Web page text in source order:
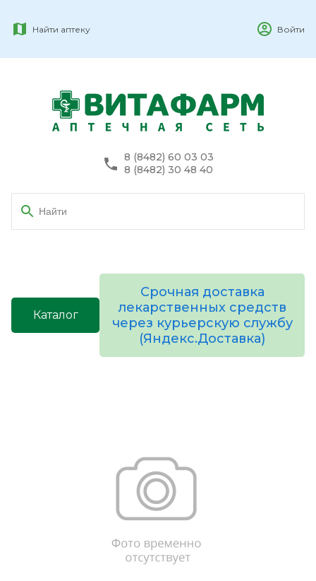
Найти аптеку Войти
8 (8482) 60 03 03
8 (8482) 30 48 40
Каталог
Срочная доставка
лекарственных средств
через курьерскую службу
(Яндекс.Доставка)